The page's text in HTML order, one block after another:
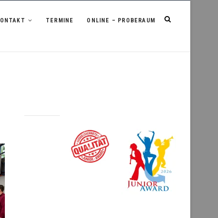
TERMINE ONLINE – PROBERAUM